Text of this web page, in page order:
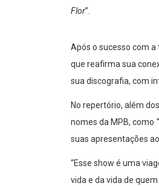
Flor”.
Após o sucesso com
que reafirma sua
sua discografia, com
No repertório, além
nomes da MPB, como
suas apresentações ao
“Esse show é uma
vida e da vida de